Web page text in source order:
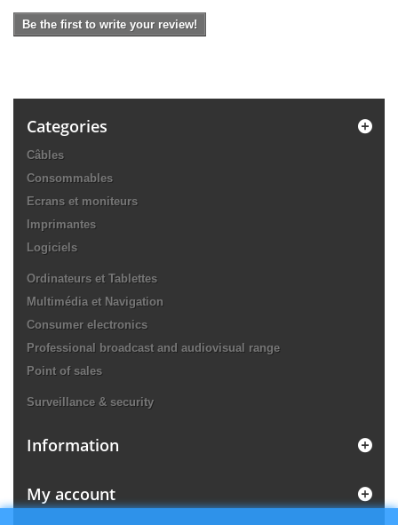
Be the first to write your review!
Categories
Câbles
Consommables
Ecrans et moniteurs
Imprimantes
Logiciels
Ordinateurs et Tablettes
Multimédia et Navigation
Consumer electronics
Professional broadcast and audiovisual range
Point of sales
Surveillance & security
Information
My account